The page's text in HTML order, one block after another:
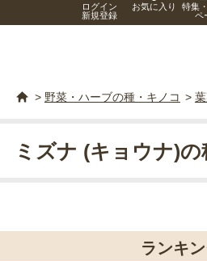
ログイン
新規登録
お気に入り
特集
ペ
> 野菜・ハーブの種・キノコ >
ミズナ (キョウナ)の
ランキ